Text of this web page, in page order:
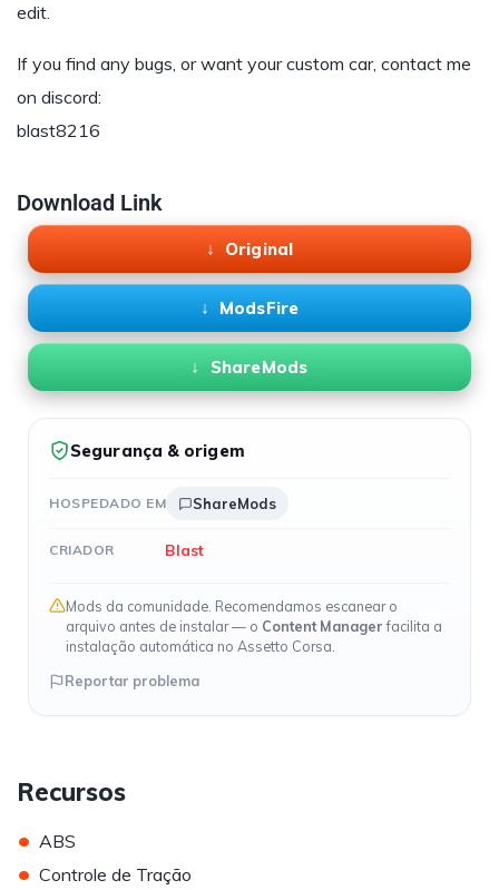
edit.
If you find any bugs, or want your custom car, contact me
on discord:
blast8216
Download Link
Original
ModsFire
ShareMods
Segurança & origem
HOSPEDADO EM ShareMods
CRIADOR Blast
Mods da comunidade. Recomendamos escanear o
arquivo antes de instalar — o Content Managerfacilita a
instalação automática no Assetto Corsa.
Reportar problema
Recursos
• ABS
• Controle de Tração